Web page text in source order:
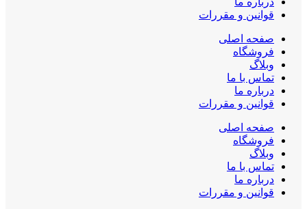
قوانین و مقررات
صفحه اصلی
فروشگاه
وبلاگ
تماس با ما
درباره ما
قوانین و مقررات
صفحه اصلی
فروشگاه
وبلاگ
تماس با ما
درباره ما
قوانین و مقررات